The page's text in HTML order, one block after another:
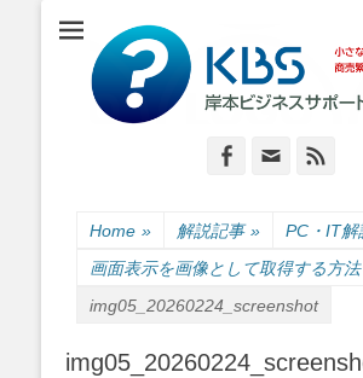
岸本
小さな会社・小さなお店のIT経営をナビゲ
Facebook
Email
Home » 解説記事 » PC・IT解
画面表示を画像として取得する方法
img05_20260224_screenshot